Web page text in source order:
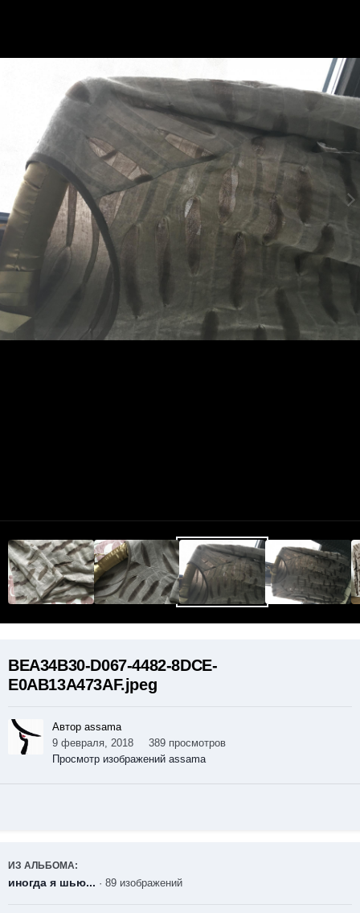
BEA34B30-D067-4482-8DCE-
E0AB13A473AF.jpeg
Автор assama
9 февраля, 2018
389 просмотров
Просмотр изображений assama
ИЗ АЛЬБОМА:
иногда я шью... · 89 изображений